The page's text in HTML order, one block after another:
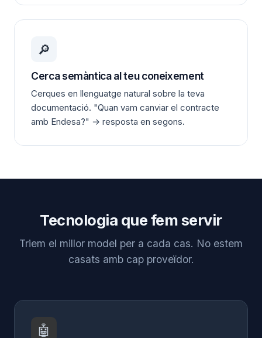
🔎
Cerca semàntica al teu coneixement
Cerques en llenguatge natural sobre la teva
documentació. "Quan vam canviar el contracte
amb Endesa?" → resposta en segons.
Tecnologia que fem servir
Triem el millor model per a cada cas. No estem
casats amb cap proveïdor.
🤖